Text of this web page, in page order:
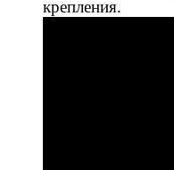
крепления.